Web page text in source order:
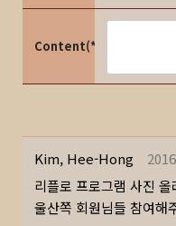
Content(*)
Kim, Hee-Hong
리플로 프로그램 사진
울산쪽 회원님들 참여해